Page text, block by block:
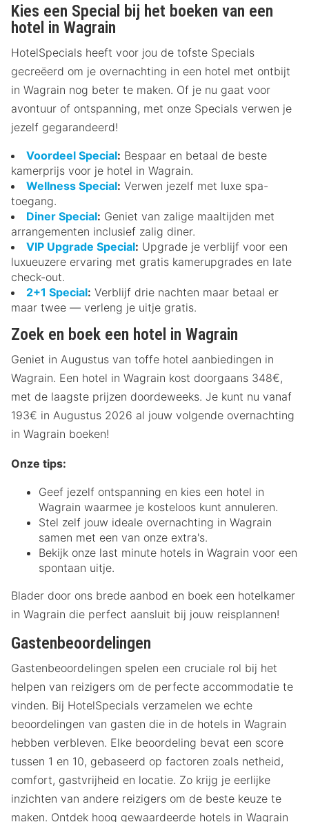
Kies een Special bij het boeken van een
hotel in Wagrain
HotelSpecials heeft voor jou de tofste Specials
gecreëerd om je overnachting in een hotel met ontbijt
in Wagrain nog beter te maken. Of je nu gaat voor
avontuur of ontspanning, met onze Specials verwen je
jezelf gegarandeerd!
Voordeel Special: Bespaar en betaal de beste
kamerprijs voor je hotel in Wagrain.
Wellness Special: Verwen jezelf met luxe spa-
toegang.
Diner Special: Geniet van zalige maaltijden met
arrangementen inclusief zalig diner.
VIP Upgrade Special: Upgrade je verblijf voor een
luxueuzere ervaring met gratis kamerupgrades en late
check-out.
2+1 Special: Verblijf drie nachten maar betaal er
maar twee — verleng je uitje gratis.
Zoek en boek een hotel in Wagrain
Geniet in Augustus van toffe hotel aanbiedingen in
Wagrain. Een hotel in Wagrain kost doorgaans 348€,
met de laagste prijzen doordeweeks. Je kunt nu vanaf
193€ in Augustus 2026 al jouw volgende overnachting
in Wagrain boeken!
Onze tips:
Geef jezelf ontspanning en kies een hotel in
Wagrain waarmee je kosteloos kunt annuleren.
Stel zelf jouw ideale overnachting in Wagrain
samen met een van onze extra's.
Bekijk onze last minute hotels in Wagrain voor een
spontaan uitje.
Blader door ons brede aanbod en boek een hotelkamer
in Wagrain die perfect aansluit bij jouw reisplannen!
Gastenbeoordelingen
Gastenbeoordelingen spelen een cruciale rol bij het
helpen van reizigers om de perfecte accommodatie te
vinden. Bij HotelSpecials verzamelen we echte
beoordelingen van gasten die in de hotels in Wagrain
hebben verbleven. Elke beoordeling bevat een score
tussen 1 en 10, gebaseerd op factoren zoals netheid,
comfort, gastvrijheid en locatie. Zo krijg je eerlijke
inzichten van andere reizigers om de beste keuze te
maken. Ontdek hoog gewaardeerde hotels in Wagrain